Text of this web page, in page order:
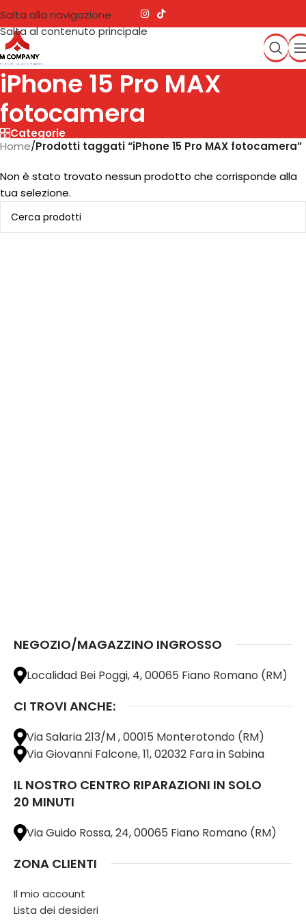
Salta alla navigazione
Salta al contenuto principale
iPhone 15 Pro MAX
fotocamera
Categorie
Home/Prodotti taggati “iPhone 15 Pro MAX fotocamera”
Non è stato trovato nessun prodotto che corrisponde alla
tua selezione.
NEGOZIO/MAGAZZINO INGROSSO
Localidad Bei Poggi, 4, 00065 Fiano Romano (RM)
CI TROVI ANCHE:
Via Salaria 213/M , 00015 Monterotondo (RM)
Via Giovanni Falcone, 11, 02032 Fara in Sabina
IL NOSTRO CENTRO RIPARAZIONI IN SOLO
20 MINUTI
Via Guido Rossa, 24, 00065 Fiano Romano (RM)
ZONA CLIENTI
Il mio account
Lista dei desideri